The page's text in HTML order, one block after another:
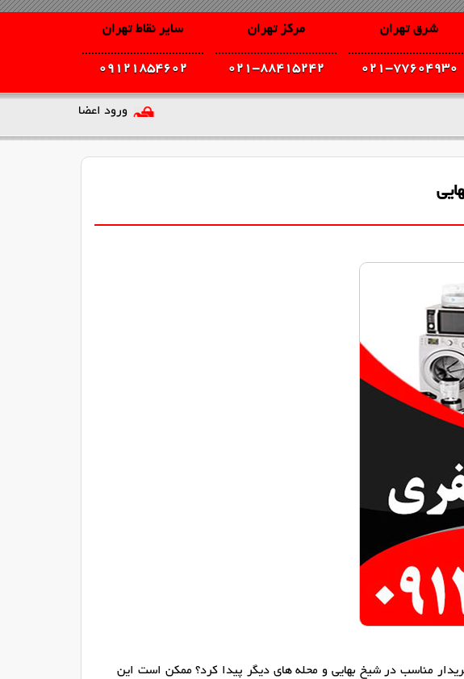
سایر نقاط تهران
09121854602
مرکز تهران
021-88415242
شرق تهران
021-77604930
ورود اعضا
مناسب در شیخ بهایی و محله های دیگر پیدا کرد؟ ممکن است این